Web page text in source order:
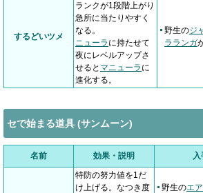
するどいツメ
ランクが1段階上がり
急所に当たりやすく
なる。
ニューラ に持たせて
夜にレベルアップさ
せると マニューラ に
進化する。
野生のジ
ラランガ
セで始まる道具 (サンムーン)
名前 効果・説明 入
特防の努力値を1だ
け上げる。なつき度
野生のエ